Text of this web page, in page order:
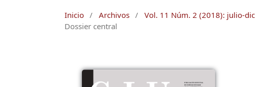
Inicio / Archivos / Vol. 11 Núm. 2 (2018): julio-
Dossier central